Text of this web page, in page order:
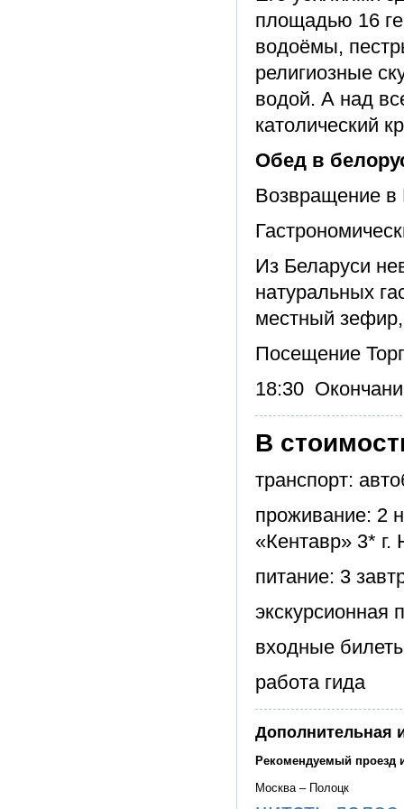
площадью 16
водоёмы,
религиозные
водой. А над
католический
Обед в
Возвращение в
Из Беларуси
натуральных
местный
Посещение
18:30
В
транспорт:
проживание: 2
«Кентавр» 3*
питание: 3
экскурсионная
входные
работа гида
Дополнительная
Рекомендуемый проезд
Москва – Полоцк